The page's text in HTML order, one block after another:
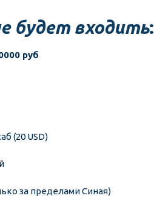
будет входить:
руб
(20 USD)
за пределами Синая)